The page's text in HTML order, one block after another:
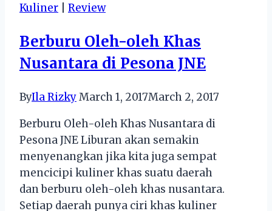
Simple
Choco
Truffle
Kuliner Review
Berburu Oleh-oleh Khas
Nusantara di Pesona JNE
ByIla RizkyMarch 1, 2017March 2, 2017
Berburu Oleh-oleh Khas Nusantara di
Pesona JNE Liburan akan semakin
menyenangkan jika kita juga sempat
mencicipi kuliner khas suatu daerah
dan berburu oleh-oleh khas nusantara.
Setiap daerah punya ciri khas kuliner